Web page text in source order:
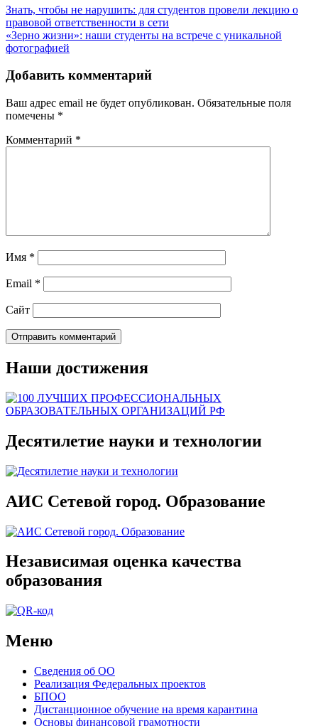
Знать, чтобы не нарушить: для студентов провели лекцию о
правовой ответственности в сети
«Зерно жизни»: наши студенты на встрече с уникальной
фотографией
Добавить комментарий
Ваш адрес email не будет опубликован. Обязательные поля
помечены *
Комментарий *
Имя *
Email *
Сайт
Наши достижения
Десятилетие науки и технологии
АИС Сетевой город. Образование
Независимая оценка качества
образования
Меню
Сведения об ОО
Реализация Федеральных проектов
БПОО
Дистанционное обучение на время карантина
Основы финансовой грамотности